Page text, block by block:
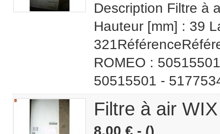
Description Filtre à
Hauteur [mm] : 39
ROMEO :
50515501 -
Filtre à air
8.00 € - ()